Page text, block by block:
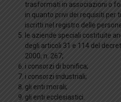
trasformati in associazioni o
in quanto privi dei requisiti per
iscritti nel registro delle
le aziende speciali costituite
degli articoli 31 e 114 del
2000, n. 267;
i consorzi di bonifica;
i consorzi industriali;
gli enti morali;
gli enti ecclesiastici.